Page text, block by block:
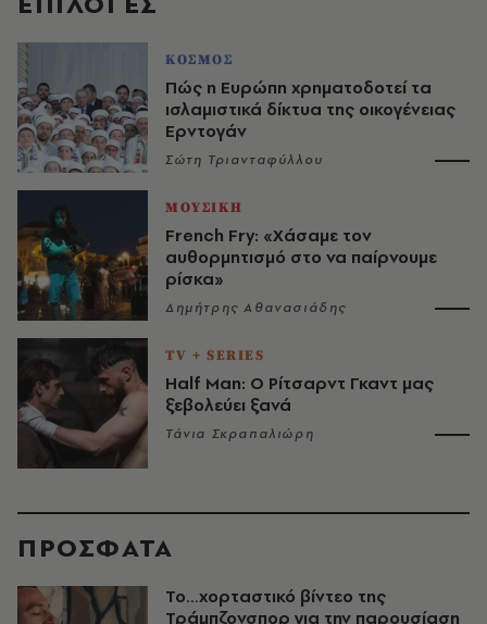
ΚΟΣΜΟΣ
Πώς η Ευρώπη χρηματοδοτεί τα
ισλαμιστικά δίκτυα της οικογένειας
Ερντογάν
Σώτη Τριανταφύλλου
ΜΟΥΣΙΚΗ
French Fry: «Χάσαμε τον
αυθορμητισμό στο να παίρνουμε
ρίσκα»
Δημήτρης Αθανασιάδης
TV + SERIES
Half Man: Ο Ρίτσαρντ Γκαντ μας
ξεβολεύει ξανά
Τάνια Σκραπαλιώρη
ΠΡΟΣΦΑΤΑ
Το…χορταστικό βίντεο της
Τράμπζονσπορ για την παρουσίαση